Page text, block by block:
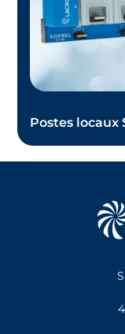
Postes locaux